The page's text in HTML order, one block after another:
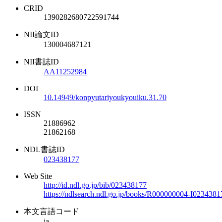
CRID
1390282680722591744
NII論文ID
130004687121
NII書誌ID
AA11252984
DOI
10.14949/konpyutariyoukyouiku.31.70
ISSN
21886962
21862168
NDL書誌ID
023438177
Web Site
http://id.ndl.go.jp/bib/023438177
https://ndlsearch.ndl.go.jp/books/R000000004-
本文言語コード